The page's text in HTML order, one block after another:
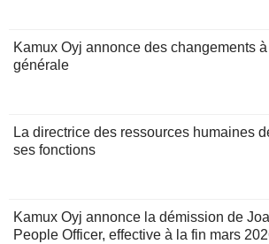
Kamux Oyj annonce des changements
générale
La directrice des ressources humaines
ses fonctions
Kamux Oyj annonce la démission de
People Officer, effective à la fin mars